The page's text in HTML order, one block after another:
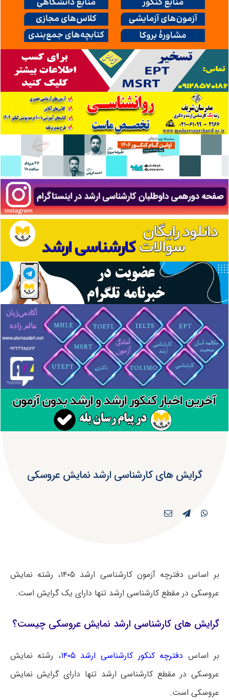
گرایش های کارشناسی ارشد نمایش عروسکی
بر اساس دفترچه آزمون کارشناسی ارشد ۱۴۰۵، رشته نمایش
عروسکی در مقطع کارشناسی ارشد تنها دارای یک گرایش است.
گرایش های کارشناسی ارشد نمایش عروسکی چیست؟
بر اساس دفترچه کنکور کارشناسی ارشد ۱۴۰۵
، رشته نمایش
عروسکی در مقطع کارشناسی ارشد تنها دارای گرایش نمایش
عروسکی است.